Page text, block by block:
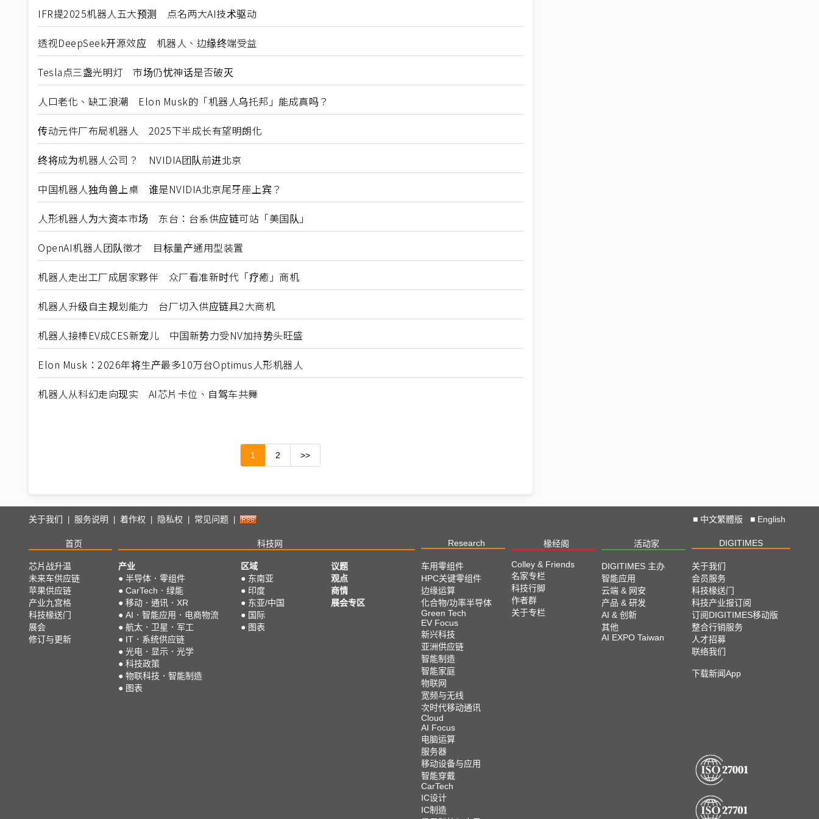
IFR提2025机器人五大预测 点名两大AI技术驱动
透视DeepSeek开源效应 机器人、边缘终端受益
Tesla点三盏光明灯 市场仍忧神话是否破灭
人口老化、缺工浪潮 Elon Musk的「机器人乌托邦」能成真吗？
传动元件厂布局机器人 2025下半成长有望明朗化
终将成为机器人公司？ NVIDIA团队前进北京
中国机器人独角兽上桌 谁是NVIDIA北京尾牙座上宾？
人形机器人为大资本市场 东台：台系供应链可站「美国队」
OpenAI机器人团队徵才 目标量产通用型装置
机器人走出工厂成居家夥伴 众厂看准新时代「疗癒」商机
机器人升级自主规划能力 台厂切入供应链具2大商机
机器人接棒EV成CES新宠儿 中国新势力受NV加持势头旺盛
Elon Musk：2026年将生产最多10万台Optimus人形机器人
机器人从科幻走向现实 AI芯片卡位、自驾车共舞
1 2 >>
关于我们 服务说明 着作权 隐私权 常见问题 ■ 中文繁體版 ■ English
首页 科技网 Research 椽经阁 活动家 DIGITIMES
芯片战升温
未来车供应链
苹果供应链
产业九宫格
科技椽送门
展会
修订与更新
产业
● 半导体．零组件
● CarTech．绿能
● 移动．通讯．XR
● AI．智能应用．电商物流
● 航太．卫星．军工
● IT．系统供应链
● 光电．显示．光学
● 科技政策
● 物联科技．智能制造
● 图表
区域
● 东南亚
● 印度
● 东亚/中国
● 国际
● 图表
议题
观点
商情
展会专区
车用零组件
HPC关键零组件
边缘运算
化合物/功率半导体
Green Tech
EV Focus
新兴科技
亚洲供应链
智能制造
智能家庭
物联网
宽频与无线
次时代移动通讯
Cloud
AI Focus
电脑运算
服务器
移动设备与应用
智能穿戴
CarTech
IC设计
IC制造
Colley & Friends
名家专栏
科技行脚
作者群
关于专栏
DIGITIMES 主办
智能应用
云端 & 网安
产品 & 研发
AI & 创新
其他
AI EXPO Taiwan
关于我们
会员服务
科技椽送门
科技产业报订阅
订阅DIGITIMES移动版
整合行销服务
人才招募
联络我们
下载新闻App